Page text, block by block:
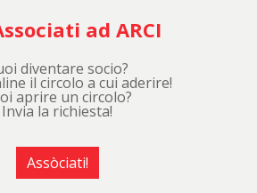
ad ARCI
diventare socio?
il circolo a cui aderire!
aprire un circolo?
Invia la richiesta!
Assòciati!